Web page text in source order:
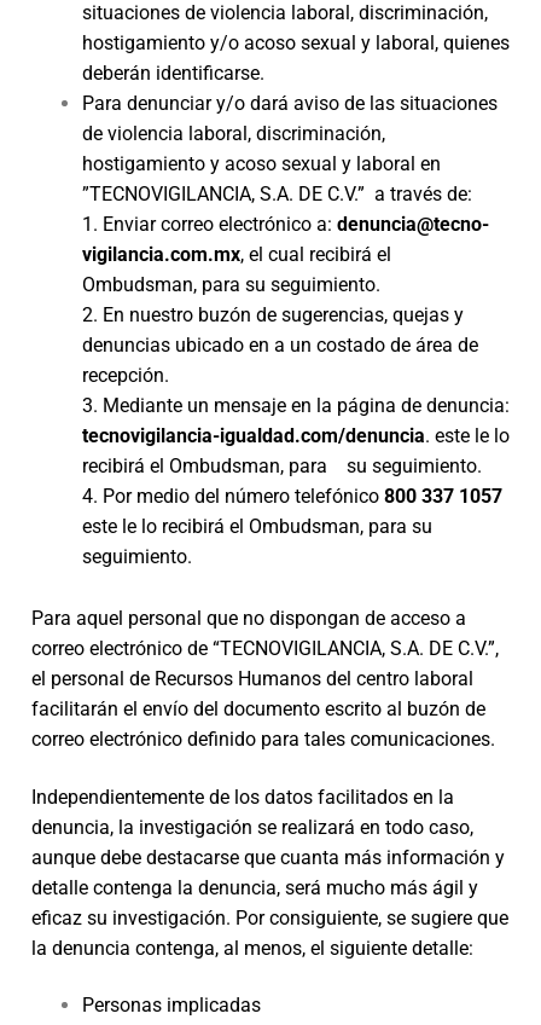
situaciones de violencia laboral, discriminación,
hostigamiento y/o acoso sexual y laboral, quienes
deberán identificarse.
Para denunciar y/o dará aviso de las situaciones
de violencia laboral, discriminación,
hostigamiento y acoso sexual y laboral en
”TECNOVIGILANCIA, S.A. DE C.V.” a través de:
1. Enviar correo electrónico a: denuncia@tecno-
vigilancia.com.mx, el cual recibirá el
Ombudsman, para su seguimiento.
2. En nuestro buzón de sugerencias, quejas y
denuncias ubicado en a un costado de área de
recepción.
3. Mediante un mensaje en la página de denuncia:
tecnovigilancia-igualdad.com/denuncia. este le lo
recibirá el Ombudsman, para su seguimiento.
4. Por medio del número telefónico 800 337 1057
este le lo recibirá el Ombudsman, para su
seguimiento.
Para aquel personal que no dispongan de acceso a
correo electrónico de “TECNOVIGILANCIA, S.A. DE C.V.”,
el personal de Recursos Humanos del centro laboral
facilitarán el envío del documento escrito al buzón de
correo electrónico definido para tales comunicaciones.
Independientemente de los datos facilitados en la
denuncia, la investigación se realizará en todo caso,
aunque debe destacarse que cuanta más información y
detalle contenga la denuncia, será mucho más ágil y
eficaz su investigación. Por consiguiente, se sugiere que
la denuncia contenga, al menos, el siguiente detalle:
Personas implicadas